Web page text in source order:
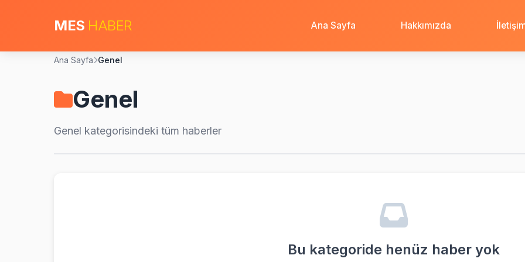
MES HABER Ana Sayfa Hakkımızda
Ana Sayfa Genel
Genel
Genel kategorisindeki tüm haberler
Bu kategoride henüz haber yok